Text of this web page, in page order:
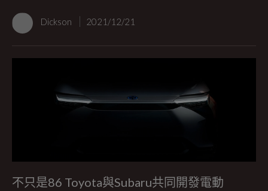
Dickson 2021/12/21
不只是86 Toyota與Subaru共同開發電動